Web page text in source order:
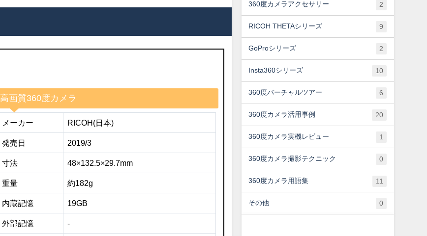
高画質360度カメラ
メーカー RICOH(日本)
発売日 2019/3
寸法 48×132.5×29.7mm
重量 約182g
内蔵記憶 19GB
外部記憶 -
360度カメラアクセサリー 2
RICOH THETAシリーズ 9
GoProシリーズ 2
Insta360シリーズ 10
360度バーチャルツアー 6
360度カメラ活用事例 20
360度カメラ実機レビュー 1
360度カメラ撮影テクニック 0
360度カメラ用語集 11
その他 0